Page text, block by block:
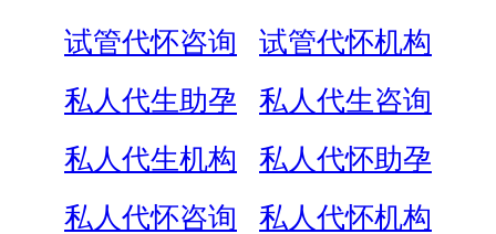
试管代怀咨询
试管代怀机构
私人代生助孕
私人代生咨询
私人代生机构
私人代怀助孕
私人代怀咨询
私人代怀机构